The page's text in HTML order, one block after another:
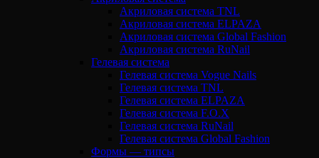
Акриловая система TNL
Акриловая система ELPAZA
Акриловая система Global Fashion
Акриловая система RuNail
Гелевая система
Гелевая система Vogue Nails
Гелевая система TNL
Гелевая система ELPAZA
Гелевая система F.O.X
Гелевая система RuNail
Гелевая система Global Fashion
Формы — типсы